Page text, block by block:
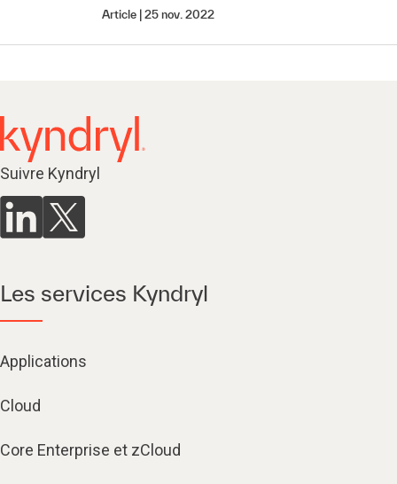
Article 25 nov. 2022
Suivre Kyndryl
Les services Kyndryl
Applications
Cloud
Core Enterprise et zCloud